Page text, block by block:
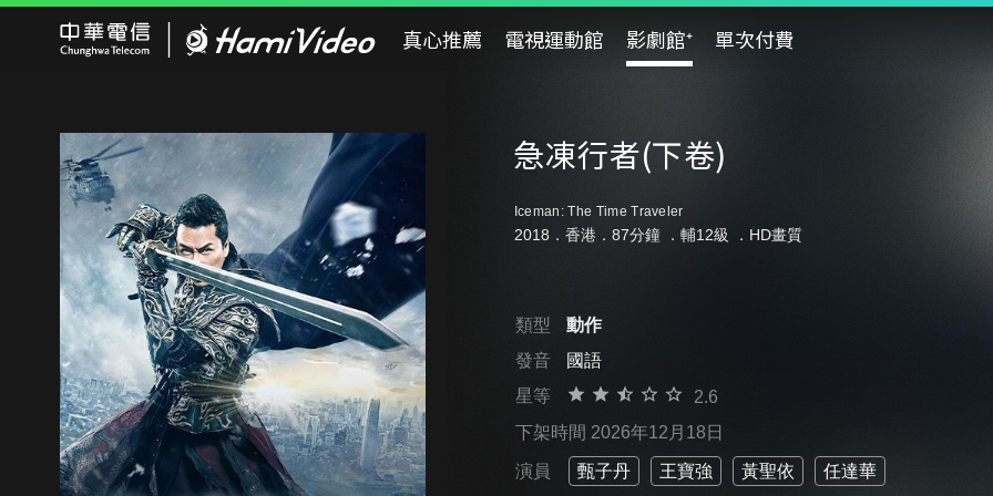
真心推薦 電視運動館 影劇館⁺ 單次付費
急凍行者(下卷)
Iceman: The Time Traveler
2018．香港．87分鐘 ． 輔12級 ．HD畫質
類型
動作
發音
國語
星等
2.6
下架時間 2026年12月18日
演員 甄子丹 王寶強 黃聖依 任達華